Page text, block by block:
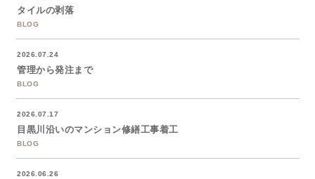
タイルの剥落
BLOG
2026.07.24
管理から発注まで
BLOG
2026.07.17
目黒川沿いのマンション修繕工事着工
BLOG
2026.06.26